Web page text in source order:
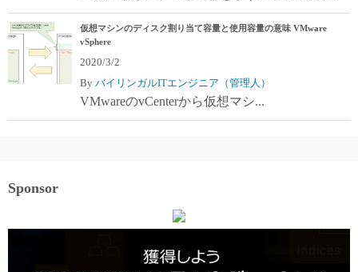
仮想マシンのディスク割り当て容量と使用容量の意味 VMware
vSphere
2020/3/2
By バイリンガルITエンジニア（管理人）
VMwareのvCenterから仮想マシ...
Sponsor